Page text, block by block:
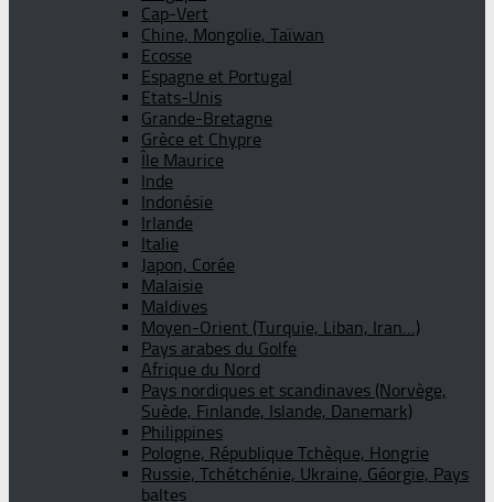
Cap-Vert
Chine, Mongolie, Taïwan
Ecosse
Espagne et Portugal
Etats-Unis
Grande-Bretagne
Grèce et Chypre
Île Maurice
Inde
Indonésie
Irlande
Italie
Japon, Corée
Malaisie
Maldives
Moyen-Orient (Turquie, Liban, Iran…)
Pays arabes du Golfe
Afrique du Nord
Pays nordiques et scandinaves (Norvège,
Suède, Finlande, Islande, Danemark)
Philippines
Pologne, République Tchèque, Hongrie
Russie, Tchétchénie, Ukraine, Géorgie, Pays
baltes